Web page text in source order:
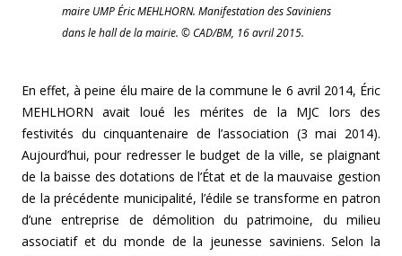
maire UMP Éric MEHLHORN. Manifestation des Saviniens
dans le hall de la mairie. © CAD/BM, 16 avril 2015.
En effet, à peine élu maire de la commune le 6 avril 2014, Éric
MEHLHORN avait loué les mérites de la MJC lors des
festivités du cinquantenaire de l’association (3 mai 2014).
Aujourd’hui, pour redresser le budget de la ville, se plaignant
de la baisse des dotations de l’État et de la mauvaise gestion
de la précédente municipalité, l’édile se transforme en patron
d’une entreprise de démolition du patrimoine, du milieu
associatif et du monde de la jeunesse saviniens. Selon la